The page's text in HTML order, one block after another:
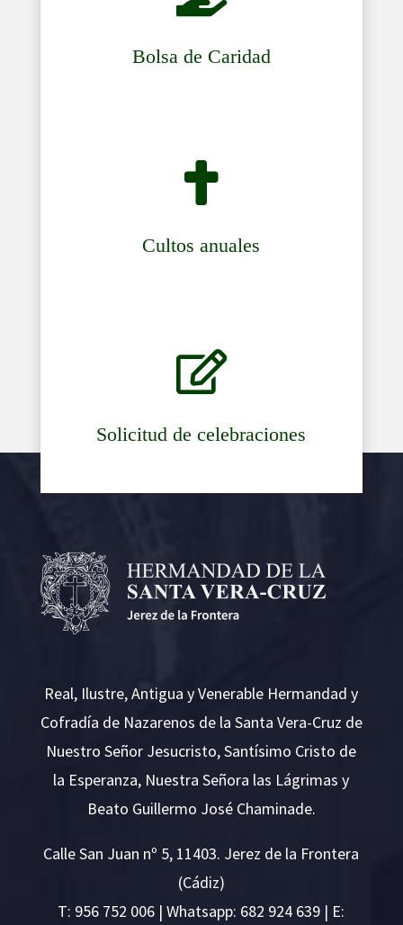
Bolsa de Caridad

Cultos anuales

Solicitud de celebraciones
Real, Ilustre, Antigua y Venerable Hermandad y
Cofradía de Nazarenos de la Santa Vera-Cruz de
Nuestro Señor Jesucristo, Santísimo Cristo de
la Esperanza, Nuestra Señora las Lágrimas y
Beato Guillermo José Chaminade.
Calle San Juan nº 5, 11403. Jerez de la Frontera
(Cádiz)
T: 956 752 006 | Whatsapp: 682 924 639 | E: